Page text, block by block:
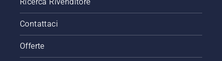
Contattaci
Offerte